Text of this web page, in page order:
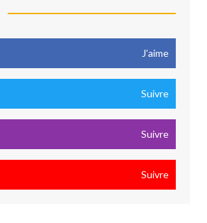
J’aime
Suivre
Suivre
Suivre